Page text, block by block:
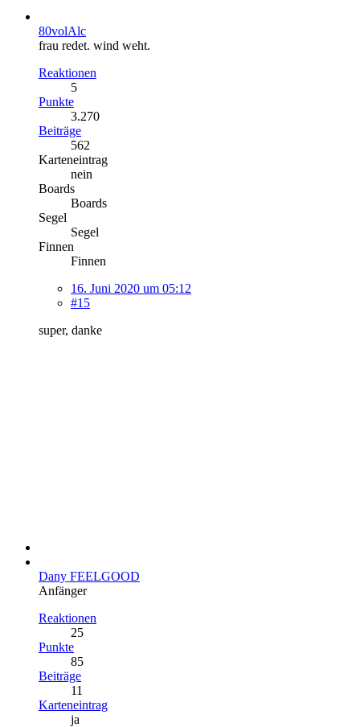
80volAlc
frau redet. wind weht.
Reaktionen
5
Punkte
3.270
Beiträge
562
Karteneintrag
nein
Boards
Boards
Segel
Segel
Finnen
Finnen
16. Juni 2020 um 05:12
#15
super, danke
Dany FEELGOOD
Anfänger
Reaktionen
25
Punkte
85
Beiträge
11
Karteneintrag
ja